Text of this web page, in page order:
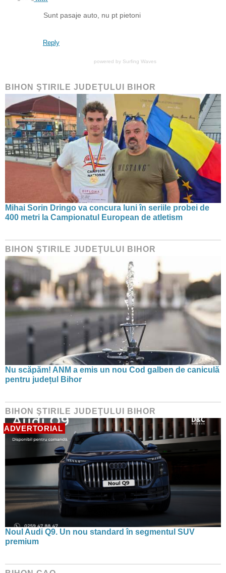
Sunt pasaje auto, nu pt pietoni
Reply
powered by Surfing Waves
BIHON ŞTIRILE JUDEŢULUI BIHOR
Mihai Sorin Dringo va concura luni în seriile probei de
400 metri la Campionatul European de atletism
BIHON ŞTIRILE JUDEŢULUI BIHOR
Nu scăpăm! ANM a emis un nou Cod galben de caniculă
pentru județul Bihor
BIHON ŞTIRILE JUDEŢULUI BIHOR
ADVERTORIAL
Noul Audi Q9. Un nou standard în segmentul SUV
premium